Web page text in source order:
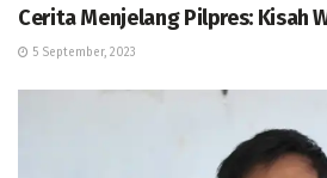
Cerita Menjelang Pilpres: Kisah
5 September, 2023